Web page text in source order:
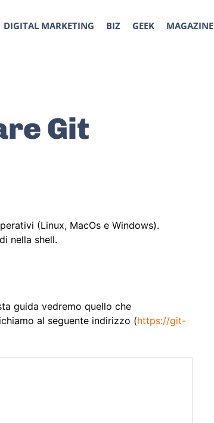
DIGITAL MARKETING BIZ GEEK MAGAZINE
Git
(Linux, MacOs e Windows).
nella shell.
guida vedremo quello che
al seguente indirizzo (https://git-